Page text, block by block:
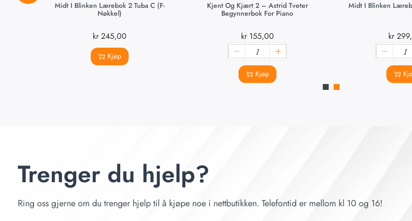
Midt I Blinken Lærebok 2 Tuba C (F-
Nøkkel)
kr245,00
Kjøp
Kjent Og Kjært 2 – Astrid Tveter
Begynnerbok For Piano
kr155,00
Kjøp
Midt I Blinken
kr
Trenger du hjelp?
Ring oss gjerne om du trenger hjelp til å kjøpe noe i nettbutikken. Telefontid er mellom kl 10 og 16!